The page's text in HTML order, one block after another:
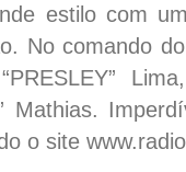
estilo com
No comando
Mathias.
o site